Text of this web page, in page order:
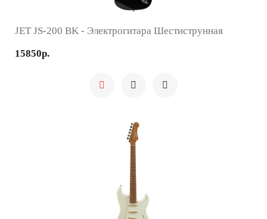
JET JS-200 BK - Электрогитара Шестиструнная
15850р.